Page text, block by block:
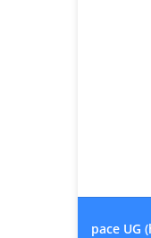
pace UG